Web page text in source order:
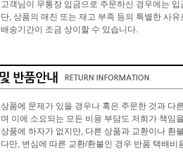
고객님이 무통장 입금으로 주문하신 경우에는
단, 상품의 매진 또는 재고 부족 등의 특별한 사
배송기간이 조금 상이할 수 있습니다.
상품에 문제가 있을 경우나 혹은 주문한 것과 다
며 이에 소요되는 모든 비용 부담도 저희가 책임
상품에 하자가 없지만, 다른 상품과 교환이나 환
다만, 변심에 따른 교환/환불인 경우 반품 택배